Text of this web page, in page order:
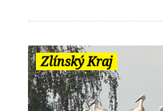
Zlínský Kraj